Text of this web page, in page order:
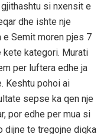
si nxensit e
dhe ishte nje
e Semit moren pjes 7
kete kategori. Murati
per luftera edhe ja
Keshtu pohoi ai
sepse ka qen nje
por edhe per mua si
dijne te tregojne diqka